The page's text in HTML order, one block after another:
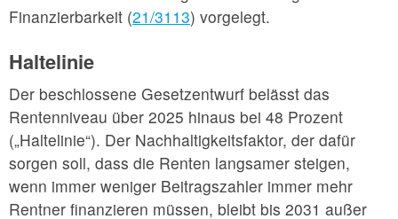
Finanzierbarkeit (21/3113) vorgelegt.
Haltelinie
Der beschlossene Gesetzentwurf belässt das
Rentenniveau über 2025 hinaus bei 48 Prozent
(„Haltelinie“). Der Nachhaltigkeitsfaktor, der dafür
sorgen soll, dass die Renten langsamer steigen,
wenn immer weniger Beitragszahler immer mehr
Rentner finanzieren müssen, bleibt bis 2031 außer